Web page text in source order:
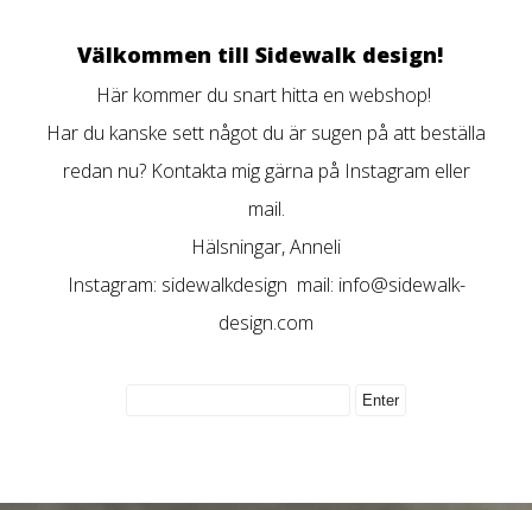
Välkommen till Sidewalk design!
Här kommer du snart hitta en webshop!
Har du kanske sett något du är sugen på att beställa
redan nu? Kontakta mig gärna på Instagram eller
mail.
Hälsningar, Anneli
Instagram: sidewalkdesign mail: info@sidewalk-
design.com